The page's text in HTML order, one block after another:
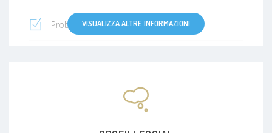
Problematiche scolastiche
Elaborazione del lutto
VISUALIZZA ALTRE INFORMAZIONI